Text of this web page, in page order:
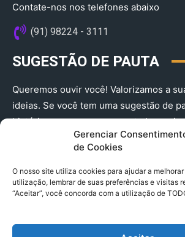
Gerenciar
de Cookies
O nosso site utiliza cookies para ajudar a
utilização, lembrar de suas preferências e visitas
“Aceitar”, você concorda com a utilização de
Contate-nos nos telefones abaixo
(91) 98224 - 3111
SUGESTÃO DE PAUTA
Queremos ouvir você! Valorizamos a
ideias. Se você tem uma sugestão de
história que merece ser contada,
(91) 98224 - 3111